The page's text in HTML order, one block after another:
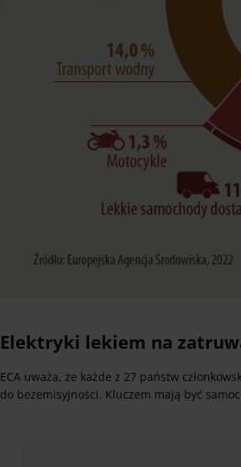
Elektryki lekiem na
ECA uważa, że każde z 27 państw
do bezemisyjności. Kluczem mają być